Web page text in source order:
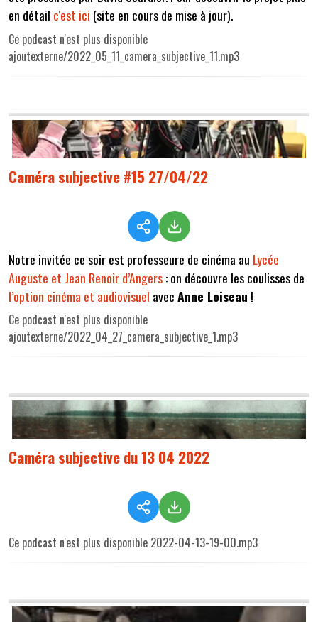
en détail c'est ici (site en cours de mise à jour).
Ce podcast n'est plus disponible
ajoutexterne/2022_05_11_camera_subjective_11.mp3
Caméra subjective #15 27/04/22
Notre invitée ce soir est professeure de cinéma au Lycée
Auguste et Jean Renoir d’Angers: on découvre les coulisses de
l’option cinéma et audiovisuel avecAnne Loiseau !
Ce podcast n'est plus disponible
ajoutexterne/2022_04_27_camera_subjective_1.mp3
Caméra subjective du 13 04 2022
Ce podcast n'est plus disponible 2022-04-13-19-00.mp3